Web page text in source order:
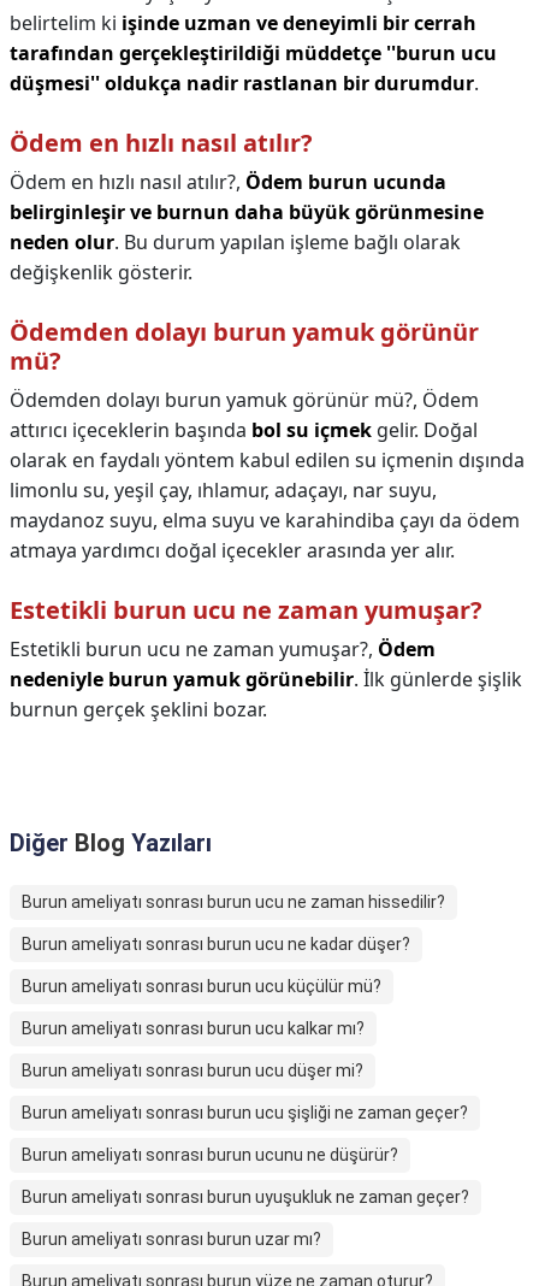
belirtelim ki işinde uzman ve deneyimli bir cerrah
tarafından gerçekleştirildiği müddetçe ''burun ucu
düşmesi'' oldukça nadir rastlanan bir durumdur.
Ödem en hızlı nasıl atılır?
Ödem en hızlı nasıl atılır?, Ödem burun ucunda
belirginleşir ve burnun daha büyük görünmesine
neden olur. Bu durum yapılan işleme bağlı olarak
değişkenlik gösterir.
Ödemden dolayı burun yamuk görünür
mü?
Ödemden dolayı burun yamuk görünür mü?, Ödem
attırıcı içeceklerin başında bol su içmek gelir. Doğal
olarak en faydalı yöntem kabul edilen su içmenin dışında
limonlu su, yeşil çay, ıhlamur, adaçayı, nar suyu,
maydanoz suyu, elma suyu ve karahindiba çayı da ödem
atmaya yardımcı doğal içecekler arasında yer alır.
Estetikli burun ucu ne zaman yumuşar?
Estetikli burun ucu ne zaman yumuşar?, Ödem
nedeniyle burun yamuk görünebilir. İlk günlerde şişlik
burnun gerçek şeklini bozar.
Diğer Blog Yazıları
Burun ameliyatı sonrası burun ucu ne zaman hissedilir?
Burun ameliyatı sonrası burun ucu ne kadar düşer?
Burun ameliyatı sonrası burun ucu küçülür mü?
Burun ameliyatı sonrası burun ucu kalkar mı?
Burun ameliyatı sonrası burun ucu düşer mi?
Burun ameliyatı sonrası burun ucu şişliği ne zaman geçer?
Burun ameliyatı sonrası burun ucunu ne düşürür?
Burun ameliyatı sonrası burun uyuşukluk ne zaman geçer?
Burun ameliyatı sonrası burun uzar mı?
Burun ameliyatı sonrası burun yüze ne zaman oturur?